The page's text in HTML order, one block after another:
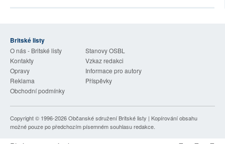
Britské listy
O nás - Britské listy
Stanovy OSBL
Kontakty
Vzkaz redakci
Opravy
Informace pro autory
Reklama
Příspěvky
Obchodní podmínky
Copyright © 1996-2026Občanské sdružení Britské listy | Kopírování obsahu
možné pouze po předchozím písemném souhlasu redakce.